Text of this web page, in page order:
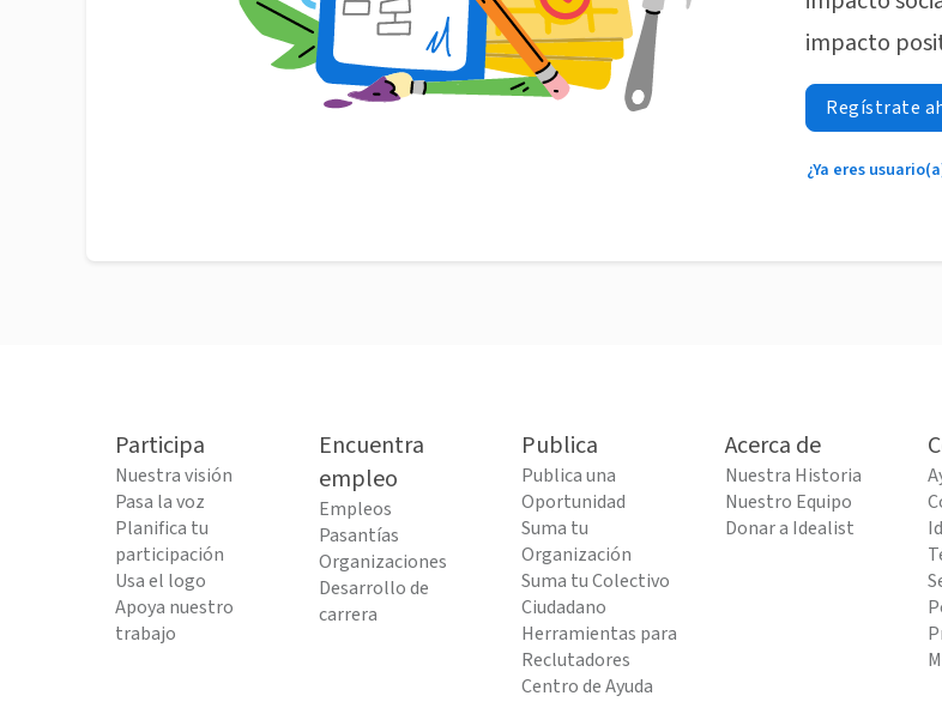
impacto
Regístrate
¿Ya eres
Participa
Nuestra visión
Pasa la voz
Planifica tu
participación
Usa el logo
Apoya nuestro
trabajo
Encuentra
empleo
Empleos
Pasantías
Organizaciones
Desarrollo de
carrera
Publica
Publica una
Oportunidad
Suma tu
Organización
Suma tu Colectivo
Ciudadano
Herramientas para
Reclutadores
Centro de Ayuda
Acerca de
Nuestra Historia
Nuestro Equipo
Donar a Idealist